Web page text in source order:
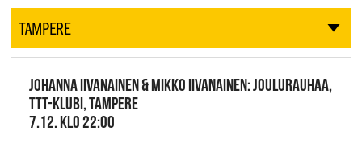
TAMPERE
JOHANNA IIVANAINEN & MIKKO IIVANAINEN: JOULURAUHAA,
TTT-KLUBI, TAMPERE
7.12. KLO 22:00